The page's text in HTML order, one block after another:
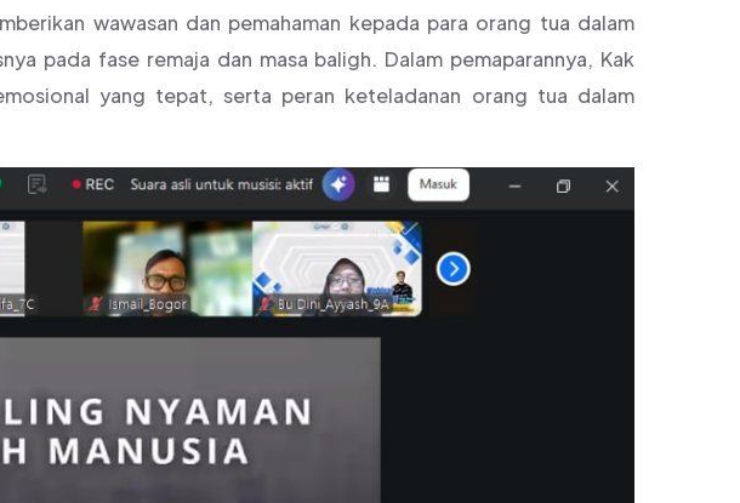
wawasan dan pemahaman kepada para orang tua dalam
pada fase remaja dan masa baligh. Dalam pemaparannya, Kak
yang tepat, serta peran keteladanan orang tua dalam